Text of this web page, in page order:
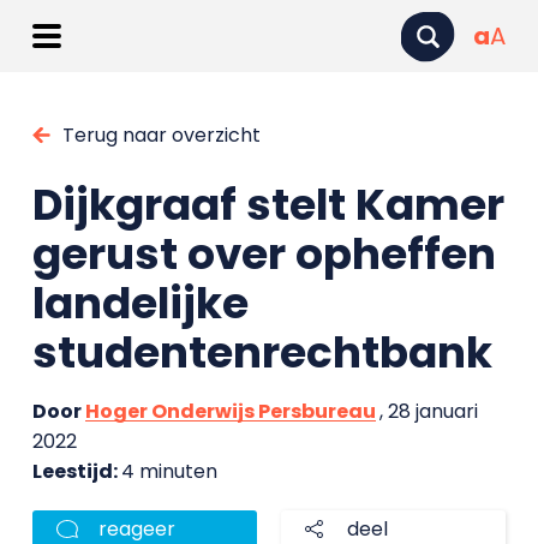
aA
Terug naar overzicht
Dijkgraaf stelt Kamer
gerust over opheffen
landelijke
studentenrechtbank
DoorHoger Onderwijs Persbureau, 28 januari
2022
Leestijd:4 minuten
reageer deel